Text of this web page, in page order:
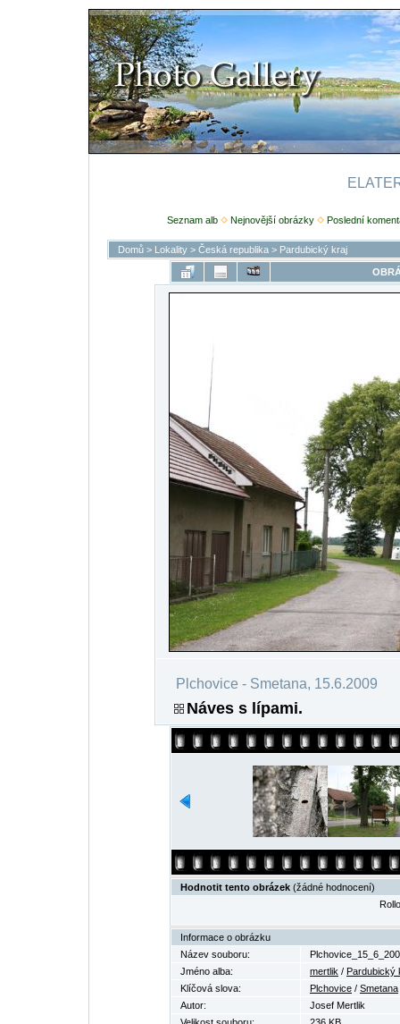
Seznam alb Nejnovější obrázky Poslední
Domů> Lokality> Česká republika> Pardubický kraj
Plchovice - Smetana, 15.6.2009
Náves s lípami.
Hodnotit tento obrázek (žádné hodnocení)
Informace o obrázku
Název souboru:
Jméno alba:
mertlik / Pardubický
Klíčová slova:
Plchovice / Smetana
Autor:
Josef Mertlik